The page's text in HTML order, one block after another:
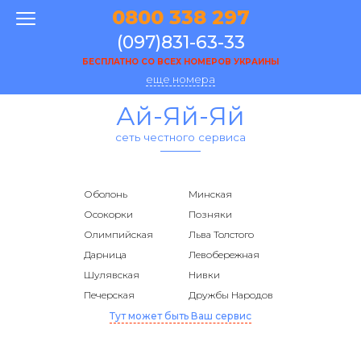
0800 338 297
(097)831-63-33
БЕСПЛАТНО СО ВСЕХ НОМЕРОВ УКРАИНЫ
еще номера
Ай-Яй-Яй
сеть честного сервиса
Оболонь
Минская
Осокорки
Позняки
Олимпийская
Льва Толстого
Дарница
Левобережная
Шулявская
Нивки
Печерская
Дружбы Народов
Тут может быть Ваш сервис